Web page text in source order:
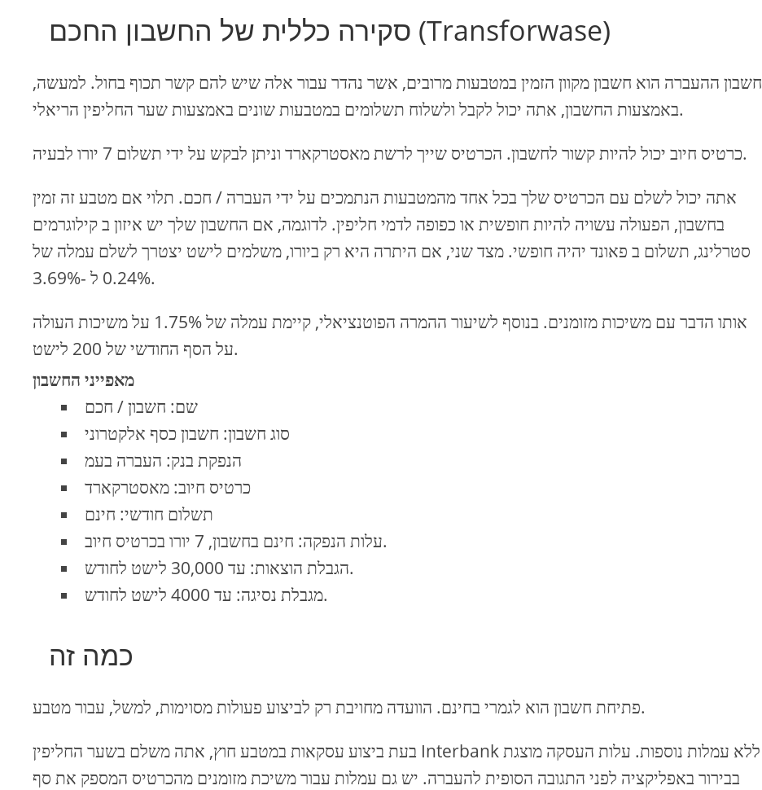
סקירה כללית של החשבון החכם (Transforwase)
חשבון ההעברה הוא חשבון מקוון הזמין במטבעות מרובים, אשר נהדר עבור אלה שיש להם קשר תכוף בחול. למעשה,
באמצעות החשבון, אתה יכול לקבל ולשלוח תשלומים במטבעות שונים באמצעות שער החליפין הריאלי.
כרטיס חיוב יכול להיות קשור לחשבון. הכרטיס שייך לרשת מאסטרקארד וניתן לבקש על ידי תשלום 7 יורו לבעיה.
אתה יכול לשלם עם הכרטיס שלך בכל אחד מהמטבעות הנתמכים על ידי העברה / חכם. תלוי אם מטבע זה זמין
בחשבון, הפעולה עשויה להיות חופשית או כפופה לדמי חליפין. לדוגמה, אם החשבון שלך יש איזון ב קילוגרמים
סטרלינג, תשלום ב פאונד יהיה חופשי. מצד שני, אם היתרה היא רק ביורו, משלמים לישט יצטרך לשלם עמלה של
0.24% ל -3.69%.
אותו הדבר עם משיכות מזומנים. בנוסף לשיעור ההמרה הפוטנציאלי, קיימת עמלה של 1.75% על משיכות העולה
על הסף החודשי של 200 לישט.
מאפייני החשבון
שם: חשבון / חכם
סוג חשבון: חשבון כסף אלקטרוני
הנפקת בנק: העברה בעמ
כרטיס חיוב: מאסטרקארד
תשלום חודשי: חינם
עלות הנפקה: חינם בחשבון, 7 יורו בכרטיס חיוב.
הגבלת הוצאות: עד 30,000 לישט לחודש.
מגבלת נסיגה: עד 4000 לישט לחודש.
כמה זה
פתיחת חשבון הוא לגמרי בחינם. הוועדה מחויבת רק לביצוע פעולות מסוימות, למשל, עבור מטבע.
בעת ביצוע עסקאות במטבע חוץ, אתה משלם בשער החליפין Interbank ללא עמלות נוספות. עלות העסקה מוצגת
בבירור באפליקציה לפני התגובה הסופית להעברה. יש גם עמלות עבור משיכת מזומנים מהכרטיס המספק את סף